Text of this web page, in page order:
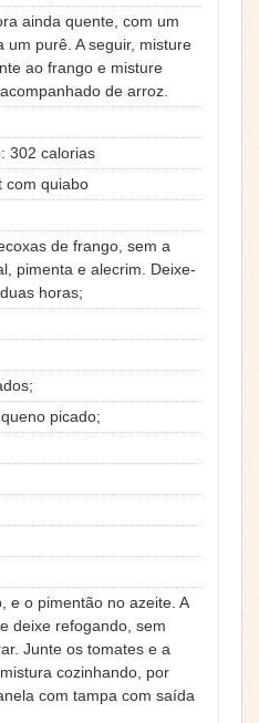
ainda quente, com um
um purê. A seguir, misture
ao frango e misture
de arroz.
302 calorias
com quiabo
de frango, sem a
pimenta e alecrim. Deixe-
horas;
picado;
e o pimentão no azeite. A
deixe refogando, sem
Junte os tomates e a
cozinhando, por
com tampa com saída